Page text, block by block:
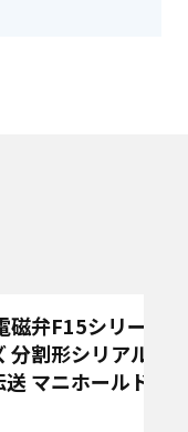
磁弁F15シリー
分割形シリアル
送 マニホールド